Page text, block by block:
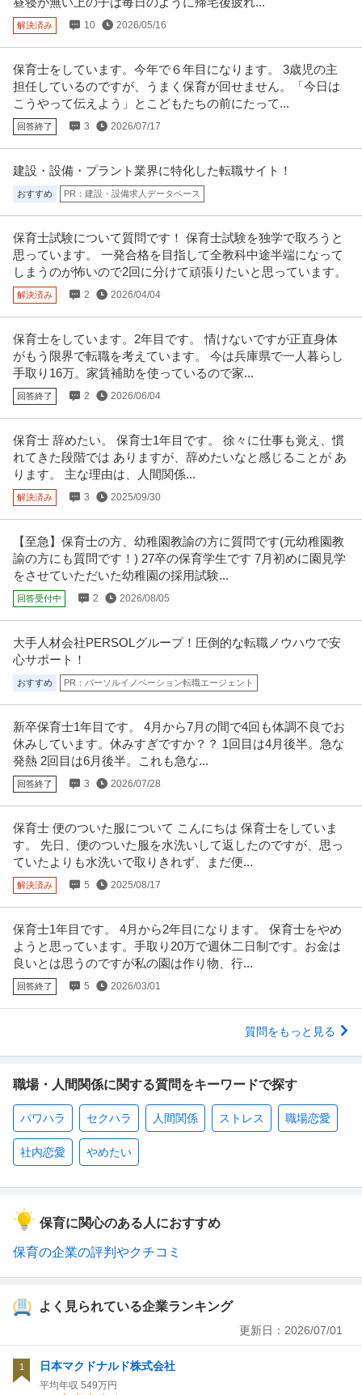
解決済み 10 2026/05/16
保育士をしています。今年で６年目になります。 3歳児の主
担任しているのですが、うまく保育が回せません。「今日は
こうやって伝えよう」とこどもたちの前にたって...
回答終了 3 2026/07/17
建設・設備・プラント業界に特化した転職サイト！
おすすめ PR：建設・設備求人データベース
保育士試験について質問です！ 保育士試験を独学で取ろうと
思っています。 一発合格を目指して全教科中途半端になって
しまうのが怖いので2回に分けて頑張りたいと思っています。
解決済み 2 2026/04/04
保育士をしています。2年目です。 情けないですが正直身体
がもう限界で転職を考えています。 今は兵庫県で一人暮らし
手取り16万。家賃補助を使っているので家...
回答終了 2 2026/06/04
保育士 辞めたい。 保育士1年目です。 徐々に仕事も覚え、慣
れてきた段階では ありますが、辞めたいなと感じることが あ
ります。 主な理由は、人間関係...
解決済み 3 2025/09/30
【至急】保育士の方、幼稚園教諭の方に質問です(元幼稚園教
諭の方にも質問です！) 27卒の保育学生です 7月初めに園見学
をさせていただいた幼稚園の採用試験...
回答受付中 2 2026/08/05
大手人材会社PERSOLグループ！圧倒的な転職ノウハウで安
心サポート！
おすすめ PR：パーソルイノベーション転職エージェント
新卒保育士1年目です。 4月から7月の間で4回も体調不良でお
休みしています。休みすぎですか？？ 1回目は4月後半。急な
発熱 2回目は6月後半。これも急な...
回答終了 3 2026/07/28
保育士 便のついた服について こんにちは 保育士をしていま
す。 先日、便のついた服を水洗いして返したのですが、思っ
ていたよりも水洗いで取りきれず、まだ便...
解決済み 5 2025/08/17
保育士1年目です。 4月から2年目になります。 保育士をやめ
ようと思っています。手取り20万で週休二日制です。お金は
良いとは思うのですが私の園は作り物、行...
回答終了 5 2026/03/01
質問をもっと見る
職場・人間関係に関する質問をキーワードで探す
パワハラ セクハラ 人間関係 ストレス 職場恋愛
社内恋愛 やめたい
保育に関心のある人におすすめ
保育の企業の評判やクチコミ
よく見られている企業ランキング
更新日： 2026/07/01
1 日本マクドナルド株式会社
平均年収 549万円